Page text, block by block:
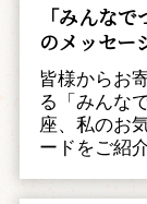
「みんな
のメッセー
皆様からお
る「みんな
座、私のお
ードをご紹